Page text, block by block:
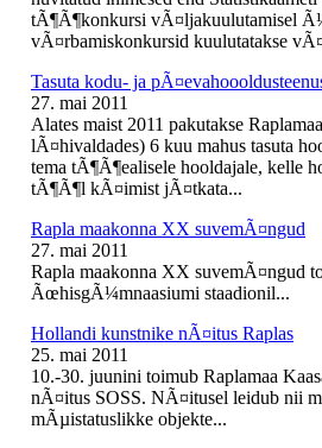
tÃ¶Ã¶konkursi vÃ¤ljakuulutamisel
vÃ¤rbamiskonkursid kuulutatakse
Tasuta kodu- ja
27. mai 2011
Alates maist 2011 pakutakse
lÃ¤hivaldades) 6 kuu mahus tasuta
tema tÃ¶Ã¶ealisele hooldajale, kelle
tÃ¶Ã¶l kÃ¤imist jÃ¤tkata...
Rapla maakonna XX suvemÃ¤ngud
27. mai 2011
Rapla maakonna XX suvemÃ¤ngud
ÃœhisgÃ¼mnaasiumi staadionil...
Hollandi kunstnike nÃ¤itus Raplas
25. mai 2011
10.-30. juunini toimub Raplamaa
nÃ¤itus SOSS. NÃ¤itusel leidub nii
mÃµistatuslikke objekte...